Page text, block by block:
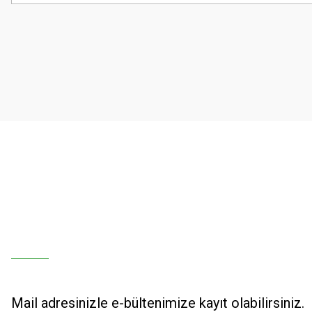
Mail adresinizle e-bültenimize kayıt olabilirsiniz.